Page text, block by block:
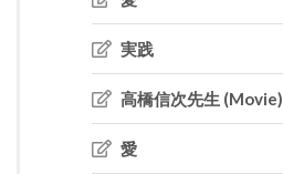
実践
高橋信次先生 (Movie)
愛